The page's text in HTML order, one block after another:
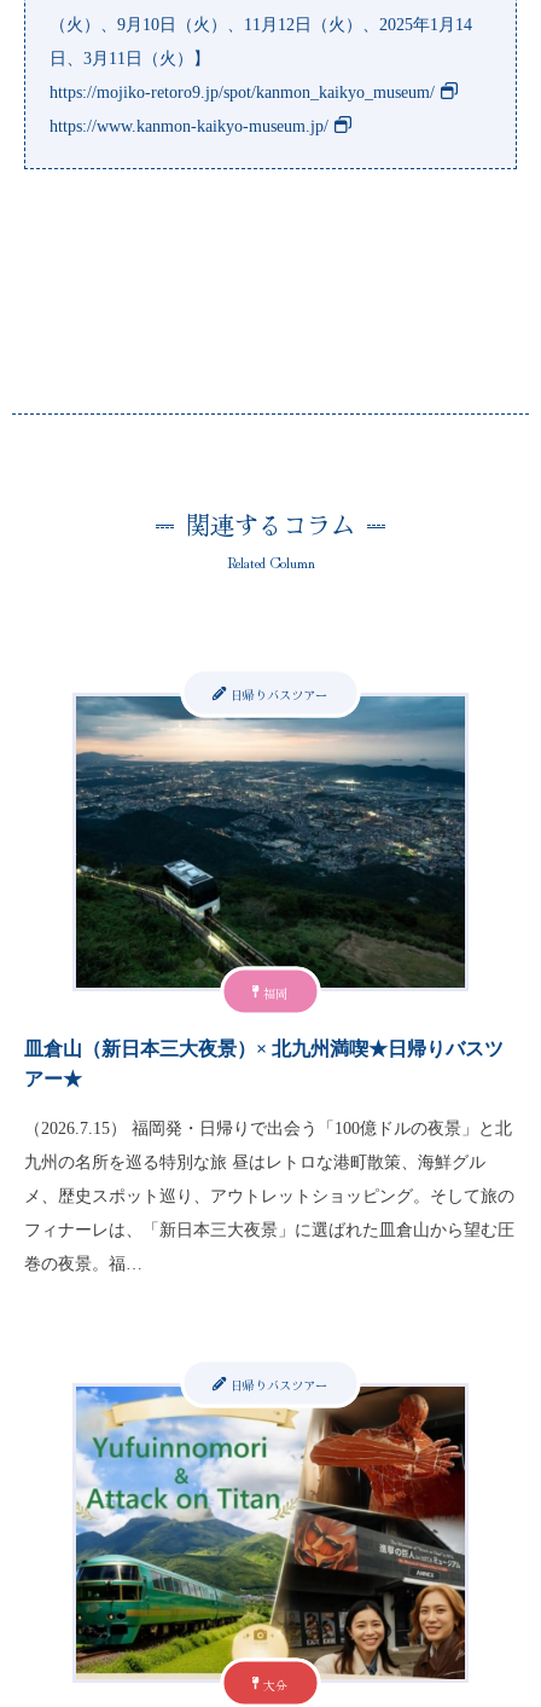
（火）、9月10日（火）、11月12日（火）、2025年1月14
日、3月11日（火）】
https://mojiko-retoro9.jp/spot/kanmon_kaikyo_museum/
https://www.kanmon-kaikyo-museum.jp/
関連するコラム
Related Column
福岡
日帰りバスツアー
皿倉山（新日本三大夜景）× 北九州満喫★日帰りバスツ
アー★
（2026.7.15） 福岡発・日帰りで出会う「100億ドルの夜景」と北
九州の名所を巡る特別な旅 昼はレトロな港町散策、海鮮グル
メ、歴史スポット巡り、アウトレットショッピング。そして旅の
フィナーレは、「新日本三大夜景」に選ばれた皿倉山から望む圧
巻の夜景。福…
大分
日帰りバスツアー